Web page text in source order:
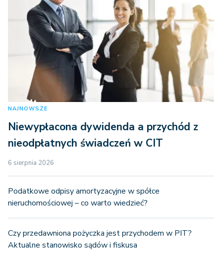
NAJNOWSZE
Niewypłacona dywidenda a przychód z
nieodpłatnych świadczeń w CIT
6 sierpnia 2026
Podatkowe odpisy amortyzacyjne w spółce
nieruchomościowej – co warto wiedzieć?
Czy przedawniona pożyczka jest przychodem w PIT?
Aktualne stanowisko sądów i fiskusa